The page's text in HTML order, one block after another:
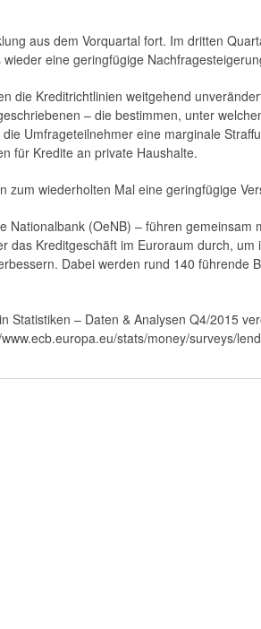
aus dem Vorquartal fort. Im dritten
eine geringfügige
die Kreditrichtlinien weitgehend
– die bestimmen, unter
Umfrageteilnehmer eine marginale
für Kredite an private Haushalte.
wiederholten Mal eine geringfügige
(OeNB) – führen gemeinsam
Kreditgeschäft im Euroraum durch,
Dabei werden rund 140 führende
– Daten & Analysen Q4/2015
stats/money/surveys/